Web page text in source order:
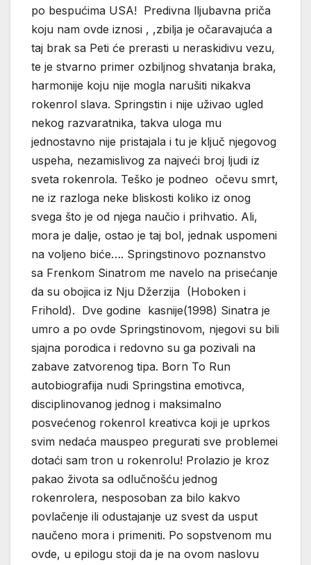
po bespućima USA! Predivna lljubavna priča
koju nam ovde iznosi , ,zbilja je očaravajuća a
taj brak sa Peti će prerasti u neraskidivu vezu,
te je stvarno primer ozbiljnog shvatanja braka,
harmonije koju nije mogla narušiti nikakva
rokenrol slava. Springstin i nije uživao ugled
nekog razvaratnika, takva uloga mu
jednostavno nije pristajala i tu je ključ njegovog
uspeha, nezamislivog za najveći broj ljudi iz
sveta rokenrola. Teško je podneo očevu smrt,
ne iz razloga neke bliskosti koliko iz onog
svega što je od njega naučio i prihvatio. Ali,
mora je dalje, ostao je taj bol, jednak uspomeni
na voljeno biće…. Springstinovo poznanstvo
sa Frenkom Sinatrom me navelo na prisećanje
da su obojica iz Nju Džerzija (Hoboken i
Frihold). Dve godine kasnije(1998) Sinatra je
umro a po ovde Springstinovom, njegovi su bili
sjajna porodica i redovno su ga pozivali na
zabave zatvorenog tipa. Born To Run
autobiografija nudi Springstina emotivca,
disciplinovanog jednog i maksimalno
posvećenog rokenrol kreativca koji je uprkos
svim nedaća mauspeo pregurati sve problemei
dotaći sam tron u rokenrolu! Prolazio je kroz
pakao života sa odlučnošću jednog
rokenrolera, nesposoban za bilo kakvo
povlačenje ili odustajanje uz svest da usput
naučeno mora i primeniti. Po sopstvenom mu
ovde, u epilogu stoji da je na ovom naslovu